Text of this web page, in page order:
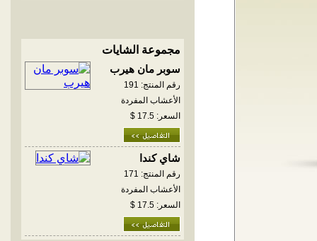
مجموعة الشايات
سوبر مان هيرب
رقم المنتج: 191
الأعشاب المفردة
السعر: 17.5 $
شاي كندا
رقم المنتج: 171
الأعشاب المفردة
السعر: 17.5 $